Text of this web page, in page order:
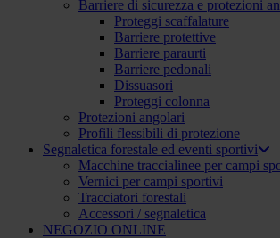
Barriere di sicurezza e protezioni
Proteggi scaffalature
Barriere protettive
Barriere paraurti
Barriere pedonali
Dissuasori
Proteggi colonna
Protezioni angolari
Profili flessibili di protezione
Segnaletica forestale ed eventi sportivi
Macchine traccialinee per campi
Vernici per campi sportivi
Tracciatori forestali
Accessori / segnaletica
NEGOZIO ONLINE